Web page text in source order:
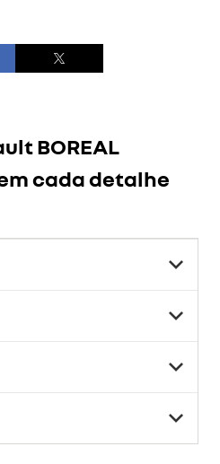
BOREAL
cada detalhe